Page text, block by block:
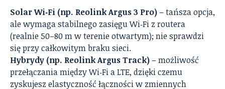
Solar Wi‑Fi (np. Reolink Argus 3 Pro)– tańsza opcja,
ale wymaga stabilnego zasięgu Wi‑Fi z routera
(realnie 50–80 m w terenie otwartym); nie sprawdzi
się przy całkowitym braku sieci.
Hybrydy (np. Reolink Argus Track)– możliwość
przełączania między Wi‑Fi a LTE, dzięki czemu
zyskujesz elastyczność łączności w zmiennych